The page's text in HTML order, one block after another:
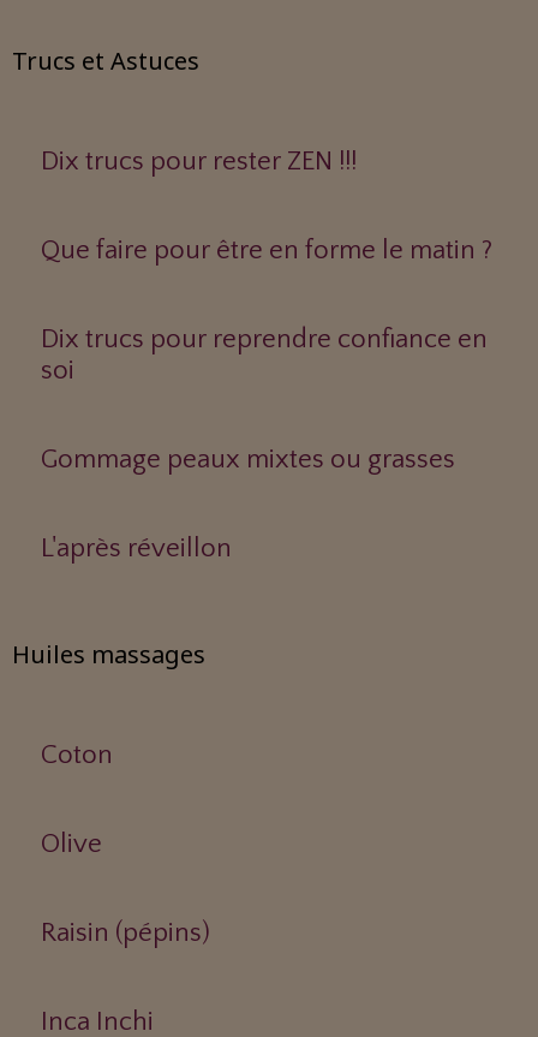
Trucs et Astuces
Dix trucs pour rester ZEN !!!
Que faire pour être en forme le matin ?
Dix trucs pour reprendre confiance en
soi
Gommage peaux mixtes ou grasses
L'après réveillon
Huiles massages
Coton
Olive
Raisin (pépins)
Inca Inchi